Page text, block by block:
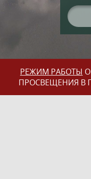
РЕЖИМ РАБОТЫ
ПРОСВЕЩЕНИЯ В